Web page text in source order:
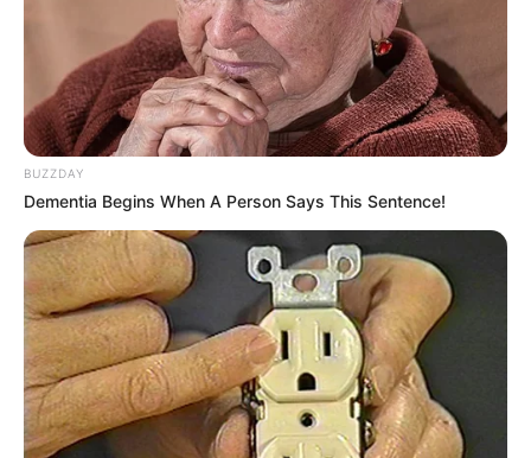
BUZZDAY
Dementia Begins When A Person Says This Sentence!